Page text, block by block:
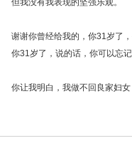
但我没有我表现的坚强乐观。
谢谢你曾经给我的，你31岁了
你31岁了，说的话，你可以忘记
你让我明白，我做不回良家妇女